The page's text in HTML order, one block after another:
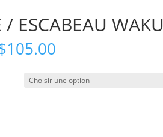
/ ESCABEAU WAKU
105.00Plage
prix :
$16.00